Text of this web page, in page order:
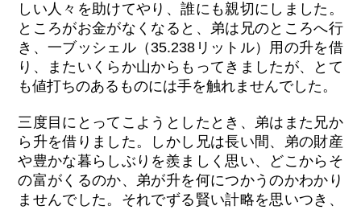
しい人々を助けてやり、誰にも親切にしました。
ところがお金がなくなると、弟は兄のところへ行
き、一ブッシェル（35.238リットル）用の升を借
り、またいくらか山からもってきましたが、とて
も値打ちのあるものには手を触れませんでした。
三度目にとってこようとしたとき、弟はまた兄か
ら升を借りました。しかし兄は長い間、弟の財産
や豊かな暮らしぶりを羨ましく思い、どこからそ
の富がくるのか、弟が升を何につかうのかわかり
ませんでした。それでずる賢い計略を思いつき、